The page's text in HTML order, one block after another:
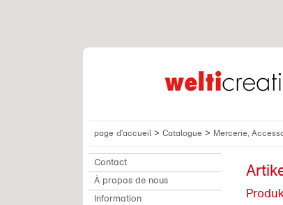
page d'accueil > Catalogue > Mercerie,
Contact
À propos de nous
Information